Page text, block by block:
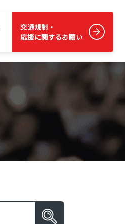
交通規制・
応援に関するお願い